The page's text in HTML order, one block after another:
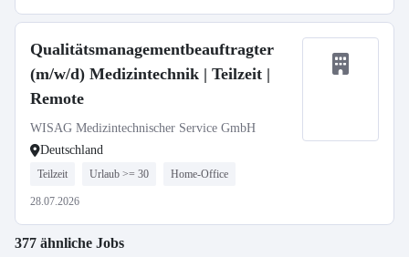
Qualitätsmanagementbeauftragter
(m/w/d) Medizintechnik | Teilzeit |
Remote
WISAG Medizintechnischer Service GmbH
Deutschland
Teilzeit Urlaub >= 30 Home-Office
28.07.2026
377 ähnliche Jobs